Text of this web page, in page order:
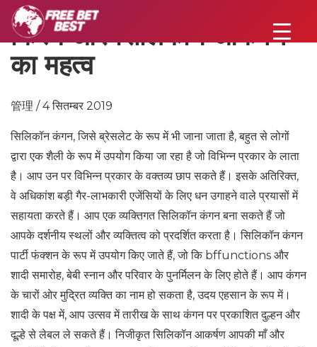
किस्में और सिलिकॉन आकर्षण
का महत्व
管理 / 4 सितम्बर 2019
सिलिकॉन कंगन, जिसे ब्रेसलेट के रूप में भी जाना जाता है, बहुत से लोगों
द्वारा एक शैली के रूप में उपयोग किया जा रहा है जो विभिन्न प्रकार के लाता
है। आप उन पर विभिन्न प्रकार के वक्तव्य छाप सकते हैं। इसके अतिरिक्त,
वे अधिकांश बड़ी गैर-लाभकारी एजेंसियों के लिए धन उगाहने वाले प्रयासों में
सहायता करते हैं। आप एक व्यक्तिगत सिलिकॉन कंगन बना सकते हैं जो
आपके दर्शनीय स्थलों और व्यक्तित्व को प्रदर्शित करता है। सिलिकॉन कंगन
पार्टी फंक्शन के रूप में उपयोग किए जाते हैं, जो कि bffunctions और
शादी समारोह, बेबी स्नान और परिवार के पुनर्मिलन के लिए होते हैं। आप कंगन
के चारों ओर मुद्रित व्यक्ति का नाम हो सकता है, उदय एहसान के रूप में।
शादी के पक्ष में, आप उत्सव में तारीख के साथ कंगन पर प्रकाशित दुल्हन और
दूल्हे से लेबल ले सकते हैं। निजीकृत सिलिकॉन आकर्षण आपकी माँ और